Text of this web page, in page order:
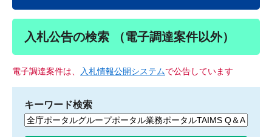
入札公告の検索 （電子調達案件以外）
電子調達案件は、 入札情報公開システムで公告しています
キーワード検索
検